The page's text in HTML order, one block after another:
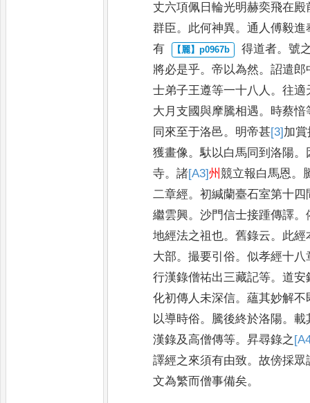
丈六項佩日輪光明赫奕飛在殿
群臣 。 此何神異。通人傅毅進
有
得道者。號
將必是乎。帝以為然。詔遣郎
士弟子王遵等一十八人 。往適
大月支國與摩騰相遇。 時蔡愔
同來至于洛邑。 明帝甚[3] 加賞
獲畫像。馱以白馬同到洛陽。
寺。諸[A3]州競立報白馬恩。
二章經。初緘蘭臺石室第十四
繼雲興。沙門信士接踵傳譯。
地經法之祖也。舊錄云。 此經
大部。撮要引俗。似孝經十八
行漢錄僧祐出三藏記等。道安
化初傳人未深信。蘊其妙解不
以導時俗。 騰後終於洛陽。載
漢錄及高僧傳等。昇尋錄之
譯經之來須有由致。故傍採眾
文為繁而僧事備矣。